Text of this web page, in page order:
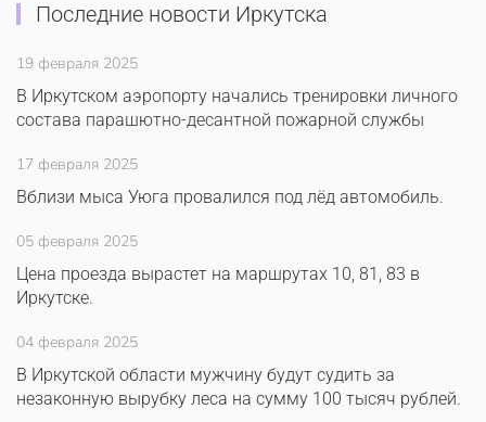
Последние новости Иркутска
19 февраля 2025
В Иркутском аэропорту начались тренировки личного
состава парашютно-десантной пожарной службы
17 февраля 2025
Вблизи мыса Уюга провалился под лёд автомобиль.
05 февраля 2025
Цена проезда вырастет на маршрутах 10, 81, 83 в
Иркутске.
04 февраля 2025
В Иркутской области мужчину будут судить за
незаконную вырубку леса на сумму 100 тысяч рублей.